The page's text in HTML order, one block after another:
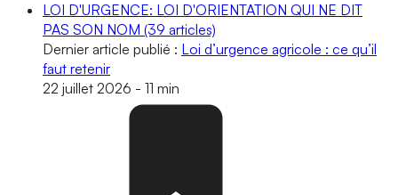
LOI D'URGENCE: LOI D'ORIENTATION QUI NE DIT
PAS SON NOM (39 articles)
Dernier article publié : Loi d’urgence agricole : ce qu’il
faut retenir
22 juillet 2026 - 11 min